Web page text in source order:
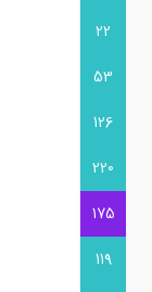
22
53
126
220
175
119